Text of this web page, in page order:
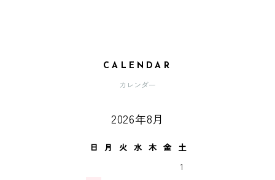
CALENDAR
カレンダー
2026年8月
日 月 火 水 木 金 土
1